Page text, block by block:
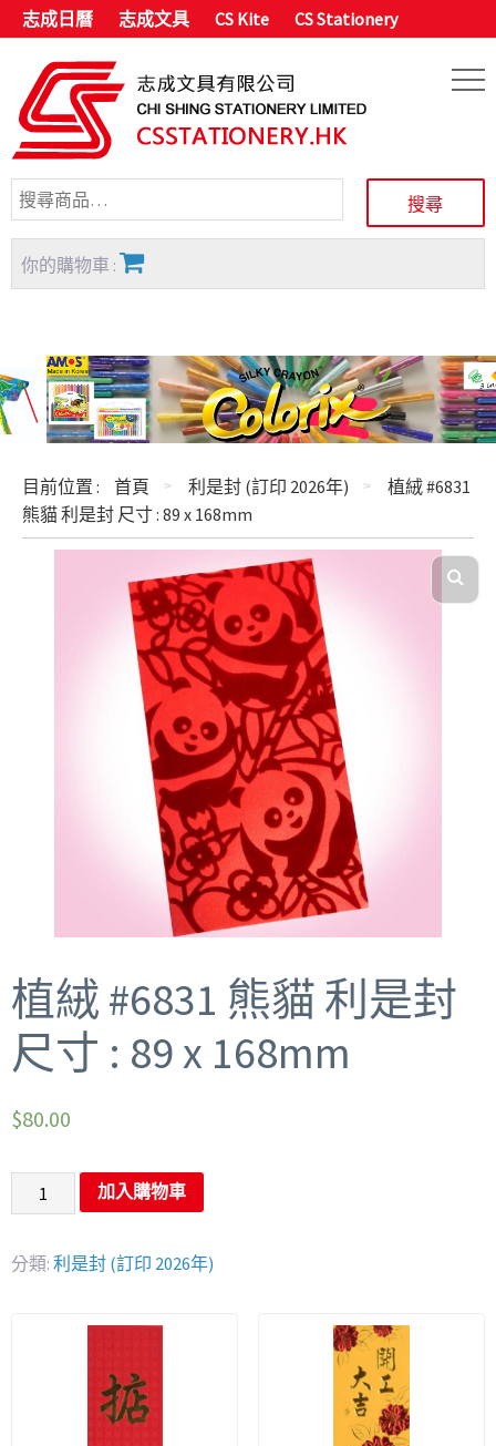
志成日曆 志成文具 CS Kite CS Stationery
你的購物車 :
目前位置 : 首頁 利是封 (訂印 2026年)
植絨 #6831
熊貓 利是封 尺寸 : 89 x 168mm
植絨 #6831 熊貓 利是封
尺寸 : 89 x 168mm
$80.00
加入購物車
分類: 利是封 (訂印 2026年)